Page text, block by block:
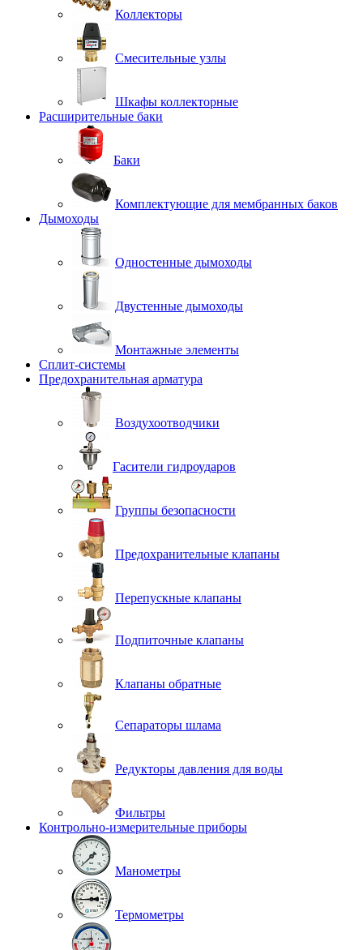
Коллекторы
Смесительные узлы
Шкафы коллекторные
Расширительные баки
Баки
Комплектующие для мембранных баков
Дымоходы
Одностенные дымоходы
Двустенные дымоходы
Монтажные элементы
Сплит-системы
Предохранительная арматура
Воздухоотводчики
Гасители гидроударов
Группы безопасности
Предохранительные клапаны
Перепускные клапаны
Подпиточные клапаны
Клапаны обратные
Сепараторы шлама
Редукторы давления для воды
Фильтры
Контрольно-измерительные приборы
Манометры
Термометры